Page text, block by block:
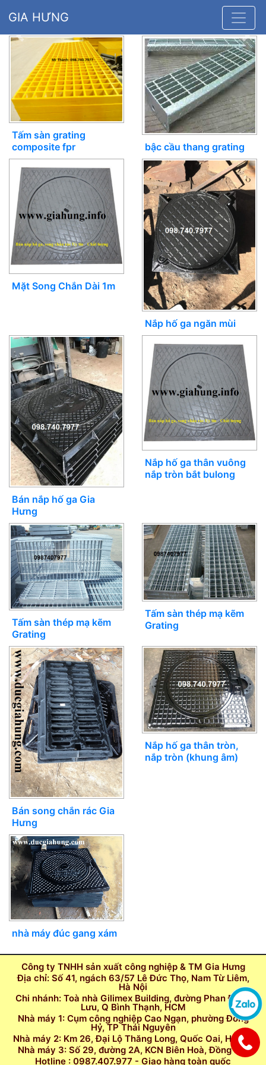
GIA HƯNG
Previous Next
Tấm sàn grating
composite fpr
bậc cầu thang grating
Mặt Song Chắn Dài 1m
Nắp hố ga ngăn mùi
Bán nắp hố ga Gia
Hưng
Nắp hố ga thân vuông
nắp tròn bắt bulong
Tấm sàn thép mạ kẽm
Grating
Tấm sàn thép mạ kẽm
Grating
Bán song chắn rác Gia
Hưng
Nắp hố ga thân tròn,
nắp tròn (khung âm)
nhà máy đúc gang xám
Công ty TNHH sản xuất công nghiệp & TM Gia Hưng
Địa chỉ: Số 41, ngách 63/57 Lê Đức Thọ, Nam Từ Liêm,
Hà Nội
Chi nhánh: Toà nhà Gilimex Building, đường Phan Đăng
Lưu, Q Bình Thạnh, HCM
Nhà máy 1: Cụm công nghiệp Cao Ngạn, phường Đồng
Hỷ, TP Thái Nguyên
Nhà máy 2: Km 26, Đại Lộ Thăng Long, Quốc Oai, Hà Nội
Nhà máy 3: Số 29, đường 2A, KCN Biên Hoà, Đồng Nai
Hotline : 0987.407.977 - Giao hàng toàn quốc